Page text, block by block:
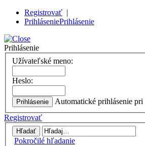
Registrovať |
PrihláseniePrihlásenie
Prihlásenie
Užívateľské meno:
Heslo:
Automatické prihlásenie pri
Registrovať
Pokročilé hľadanie